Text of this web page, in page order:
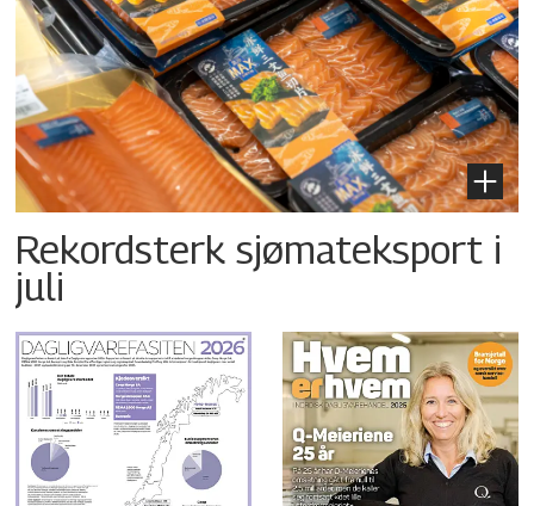
Rekordsterk sjømateksport i
juli